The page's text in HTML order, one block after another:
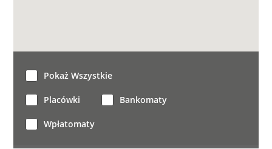
Pokaż Wszystkie
Placówki Bankomaty
Wpłatomaty